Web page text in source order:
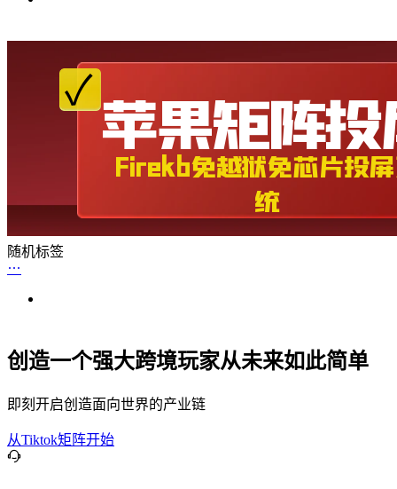
随机标签
创造一个强大跨境玩家从未来如此简单
即刻开启创造面向世界的产业链
从Tiktok矩阵开始